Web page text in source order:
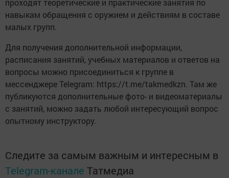
проходят теоретические и практические занятия по
навыкам обращения с оружием и действиям в составе
малых групп.
Для получения дополнительной информации,
расписания занятий, учебных материалов и ответов на
вопросы можно присоединиться к группе в
мессенджере Telegram: https://t.me/takmedkzn. Там же
публикуются дополнительные фото- и видеоматериалы
с занятий, можно задать любой интересующий вопрос
опытному инструктору.
Следите за самым важным и интересным в
Telegram-канале Татмедиа